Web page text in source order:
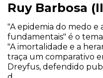
Ruy Barbosa
"A epidemia do medo e
fundamentais" é o
"A imortalidade e a
traça um comparativo
Dreyfus, defendido